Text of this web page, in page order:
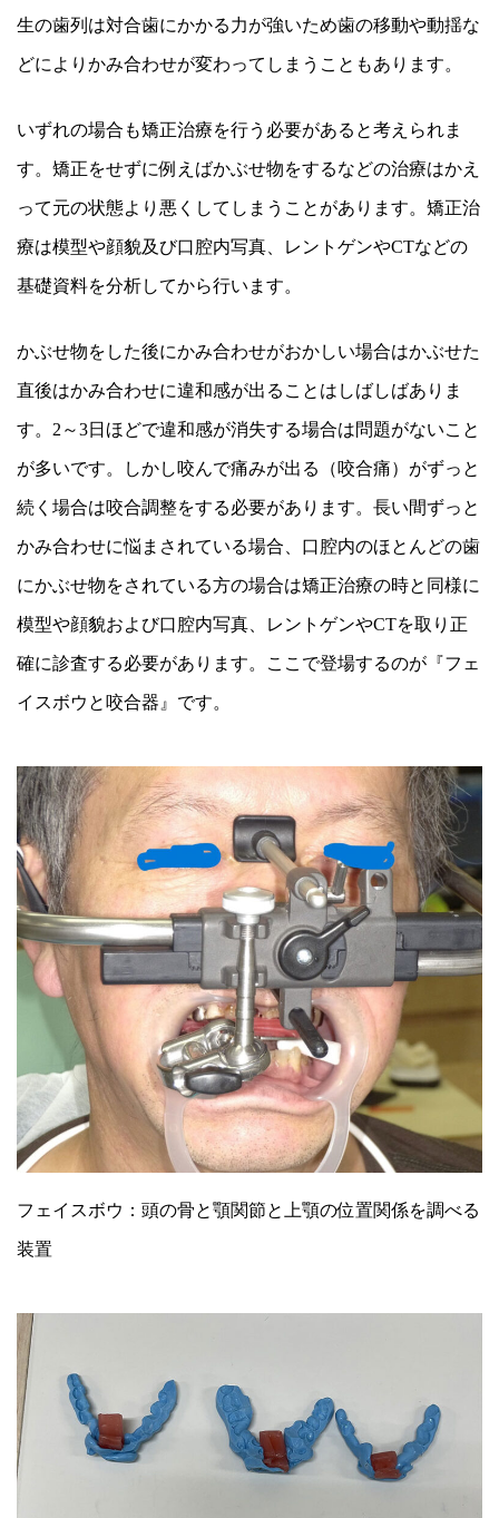
生の歯列は対合歯にかかる力が強いため歯の移動や動揺な
どによりかみ合わせが変わってしまうこともあります。
いずれの場合も矯正治療を行う必要があると考えられま
す。矯正をせずに例えばかぶせ物をするなどの治療はかえ
って元の状態より悪くしてしまうことがあります。矯正治
療は模型や顔貌及び口腔内写真、レントゲンやCTなどの
基礎資料を分析してから行います。
かぶせ物をした後にかみ合わせがおかしい場合はかぶせた
直後はかみ合わせに違和感が出ることはしばしばありま
す。2～3日ほどで違和感が消失する場合は問題がないこと
が多いです。しかし咬んで痛みが出る（咬合痛）がずっと
続く場合は咬合調整をする必要があります。長い間ずっと
かみ合わせに悩まされている場合、口腔内のほとんどの歯
にかぶせ物をされている方の場合は矯正治療の時と同様に
模型や顔貌および口腔内写真、レントゲンやCTを取り正
確に診査する必要があります。ここで登場するのが『フェ
イスボウと咬合器』です。
フェイスボウ：頭の骨と顎関節と上顎の位置関係を調べる
装置